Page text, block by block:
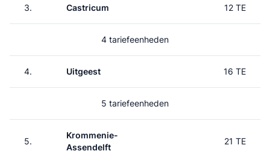
3. Castricum 12 TE
4 tariefeenheden
4. Uitgeest 16 TE
5 tariefeenheden
5.
Krommenie-
Assendelft
21 TE